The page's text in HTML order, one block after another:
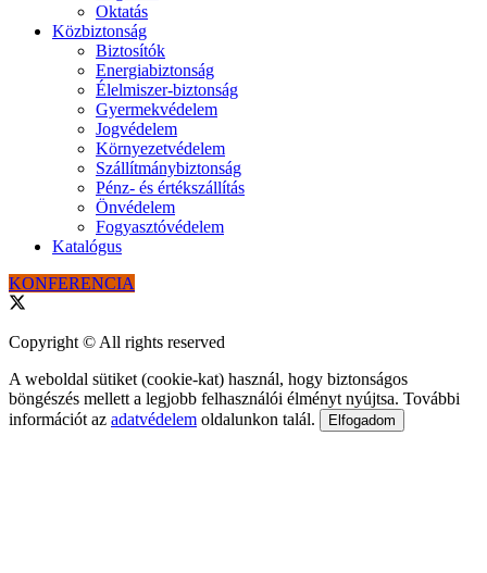
Oktatás
Közbiztonság
Biztosítók
Energiabiztonság
Élelmiszer-biztonság
Gyermekvédelem
Jogvédelem
Környezetvédelem
Szállítmánybiztonság
Pénz- és értékszállítás
Önvédelem
Fogyasztóvédelem
Katalógus
KONFERENCIA
Copyright © All rights reserved
A weboldal sütiket (cookie-kat) használ, hogy biztonságos
böngészés mellett a legjobb felhasználói élményt nyújtsa. További
információt az adatvédelem oldalunkon talál. Elfogadom